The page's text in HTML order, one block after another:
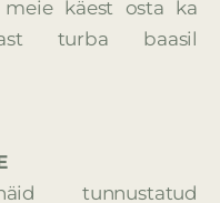
meie käest osta ka
turba baasil
tunnustatud